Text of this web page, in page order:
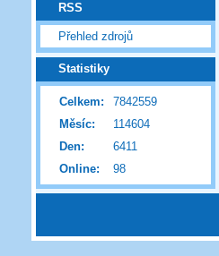
RSS
Přehled zdrojů
Statistiky
Online: 98
Celkem:
7842559
Měsíc:
114604
Den:
6411